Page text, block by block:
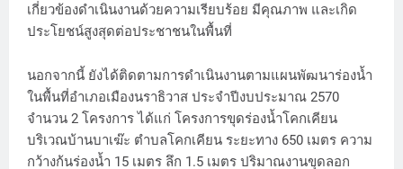
เกี่ยวข้องดำเนินงานด้วยความเรียบร้อย มีคุณภาพ และเกิด
ประโยชน์สูงสุดต่อประชาชนในพื้นที่
นอกจากนี้ ยังได้ติดตามการดำเนินงานตามแผนพัฒนาร่องน้ำ
ในพื้นที่อำเภอเมืองนราธิวาส ประจำปีงบประมาณ 2570
จำนวน 2 โครงการ ได้แก่ โครงการขุดร่องน้ำโคกเคียน
บริเวณบ้านบาเฆ๊ะ ตำบลโคกเคียน ระยะทาง 650 เมตร ความ
กว้างก้นร่องน้ำ 15 เมตร ลึก 1.5 เมตร ปริมาณงานขุดลอก